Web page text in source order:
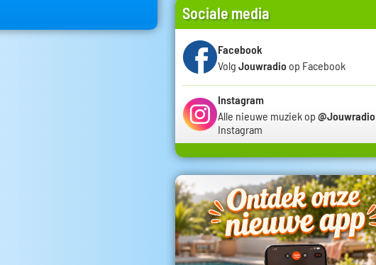
Sociale media
Facebook
Volg Jouwradio op Facebook
Instagram
Alle nieuwe muziek op @Jouwradio
Instagram